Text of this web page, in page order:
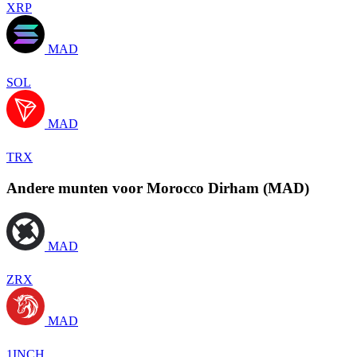
XRP
MAD
SOL
MAD
TRX
Andere munten voor Morocco Dirham (MAD)
MAD
ZRX
MAD
1INCH